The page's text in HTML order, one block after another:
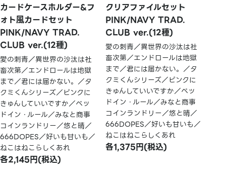
カードケースホルダー&フ
ォト風カードセット
PINK/NAVY TRAD.
CLUB ver.(12種)
愛の刺青／異世界の沙汰は社
畜次第／エンドロールは地獄
まで／君には届かない。／タ
クミくんシリーズ／ピンクに
きゅんしていいですか／ベッ
ドイン・ルール／みなと商事
コインランドリー／悠と晴／
666DOPES／好いも甘いも／
ねこはねこらしくあれ
各2,145円(税込)
クリアファイルセット
PINK/NAVY TRAD.
CLUB ver.(12種)
愛の刺青／異世界の沙汰は社
畜次第／エンドロールは地獄
まで／君には届かない。／タ
クミくんシリーズ／ピンクに
きゅんしていいですか／ベッ
ドイン・ルール／みなと商事
コインランドリー／悠と晴／
666DOPES／好いも甘いも／
ねこはねこらしくあれ
各1,375円(税込)